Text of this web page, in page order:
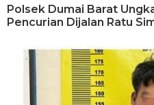
Polsek Dumai Barat
Pencurian Dijalan Ratu